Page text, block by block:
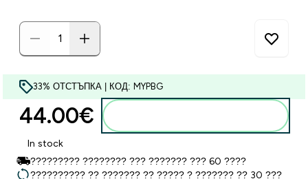
33% ОТСТЪПКА | КОД: MYPBG
44.00€‎
In stock
????????? ???????? ??? ??????? ??? 60 ????
?????????? ?? ??????? ?? ????? ? ??????? ?? 30 ???